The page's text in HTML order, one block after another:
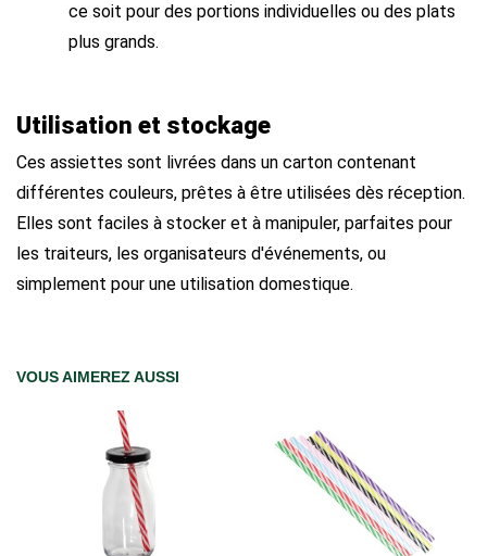
ce soit pour des portions individuelles ou des plats
plus grands.
Utilisation et stockage
Ces assiettes sont livrées dans un carton contenant
différentes couleurs, prêtes à être utilisées dès réception.
Elles sont faciles à stocker et à manipuler, parfaites pour
les traiteurs, les organisateurs d'événements, ou
simplement pour une utilisation domestique.
VOUS AIMEREZ AUSSI